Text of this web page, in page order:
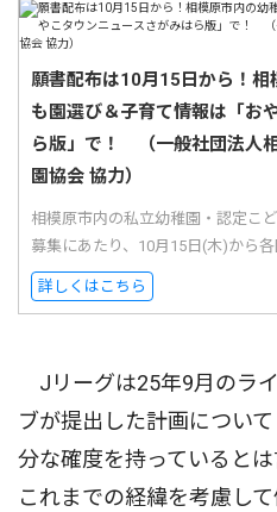
願書配布は10月15日から！
も園選び＆子育て情報は「お
ら版」で！ （一般社団法人
園協会 協力）
相模原市内の私立幼稚園・認定こ
募集にあたり、10月15日(木)から
詳しくはこちら
Jリーグは25年9月のラ
ブが提出した計画につい
分な確度を持っているとは
これまでの経緯を考慮し